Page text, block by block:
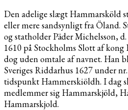
Den adelige slægt Hammarsköld
eller mere sandsynligt fra Öland.
og statholder Päder Michelsson,
1610 på Stockholms Slott af
dog uden omtale af navnet. Han
Sveriges Riddarhus 1627 under
tidspunkt Hammerskiöldh. I dag
medlemmer sig Hammarskjöld,
Hammarskjold.